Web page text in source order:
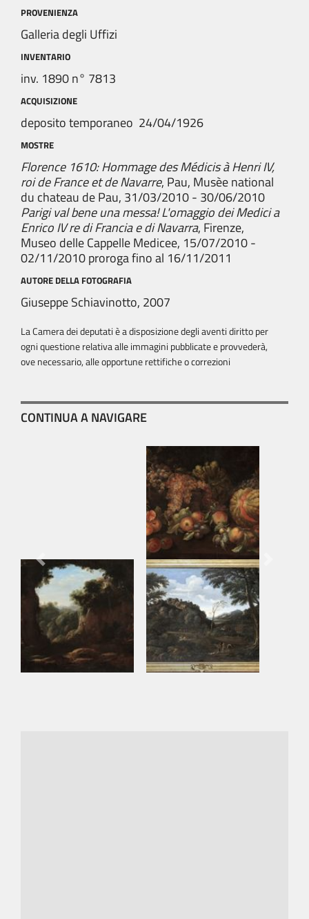
PROVENIENZA
Galleria degli Uffizi
INVENTARIO
inv. 1890 n° 7813
ACQUISIZIONE
deposito temporaneo 24/04/1926
MOSTRE
Florence 1610: Hommage des Médicis à Henri IV,
roi de France et de Navarre, Pau, Musèe national
du chateau de Pau, 31/03/2010 - 30/06/2010
Parigi val bene una messa! L'omaggio dei Medici a
Enrico IV re di Francia e di Navarra, Firenze,
Museo delle Cappelle Medicee, 15/07/2010 -
02/11/2010 proroga fino al 16/11/2011
AUTORE DELLA FOTOGRAFIA
Giuseppe Schiavinotto, 2007
La Camera dei deputati è a disposizione degli aventi diritto per
ogni questione relativa alle immagini pubblicate e provvederà,
ove necessario, alle opportune rettifiche o correzioni
CONTINUA A NAVIGARE
Previous